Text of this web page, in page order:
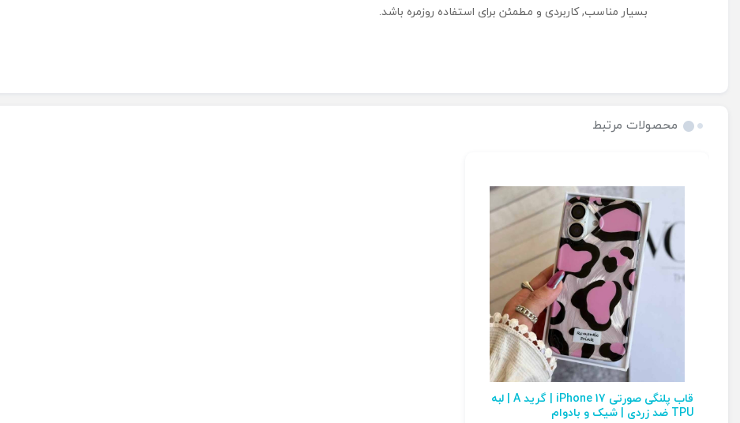
بسیار مناسب, کاربردی و مطمئن برای استفاده روزمره باشد.
محصولات مرتبط
قاب پلنگی صورتی iPhone 17 | گرید A | لبه
TPU ضد زردی | شیک و بادوام